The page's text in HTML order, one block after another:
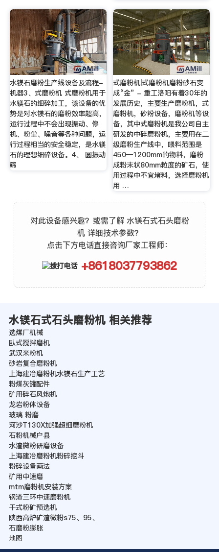
水镁石磨粉生产线设备及流程-
机器3、式磨粉机 式磨粉机用于
水镁石的细碎加工，该设备的优
势是对水镁石的磨粉效率超高，
运行过程中不会出现振动、停
机、粉尘、噪音等各种问题，运
行过程相当的安全稳定，是水镁
石的理想细碎设备。4、 圆振动
筛
式磨粉机|式磨粉机磨粉砂石变
成“金” - 重工洛阳有着30年的
发展历史，主要生产磨粉机，式
磨粉机，砂粉设备，磨粉机等设
备，其中式磨粉机是我公司自主
研发的中碎磨粉机，主要用在二
级磨粉生产线中，喂料范围是
450—1200mm的物料，磨粉
成粉末状80mm粒度的矿石，使
用过程中不宜堵料，选择磨粉机
用 …
对此设备感兴趣？或需了解 水镁石式石头磨粉
机 详细技术参数？
点击下方电话直接咨询厂家工程师：
+8618037793862
水镁石式石头磨粉机 相关推荐
选煤厂机械
臥式搅拌磨机
武汉米粉机
砂岩复合磨粉机
上海建冶磨粉机水镁石生产工艺
粉煤灰罐配件
矿用碎石风炮机
龙岩粉体设备
玻璃 粉磨
河沙T130X加强超细磨粉机
石粉机械户县
水渣微粉研磨设备
上海建冶磨粉机粉碎挖斗
粉碎设备画法
矿用中速磨
mtm磨粉机安装方案
钢渣三环中速磨粉机
干式粉矿预选机
陕西高炉矿渣微粉s75、95、
石磨粉膨胀
地图